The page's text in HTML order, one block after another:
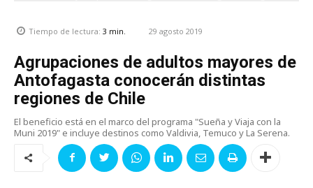
Tiempo de lectura: 3 min. 29 agosto 2019
Agrupaciones de adultos mayores de
Antofagasta conocerán distintas
regiones de Chile
El beneficio está en el marco del programa "Sueña y Viaja con la
Muni 2019" e incluye destinos como Valdivia, Temuco y La Serena.